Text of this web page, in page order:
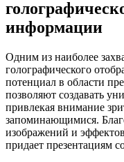
информации
Одним из наиболее
голографического
потенциал в области
позволяют создавать
привлекая внимание
запоминающимися.
изображений и
придает презентациям